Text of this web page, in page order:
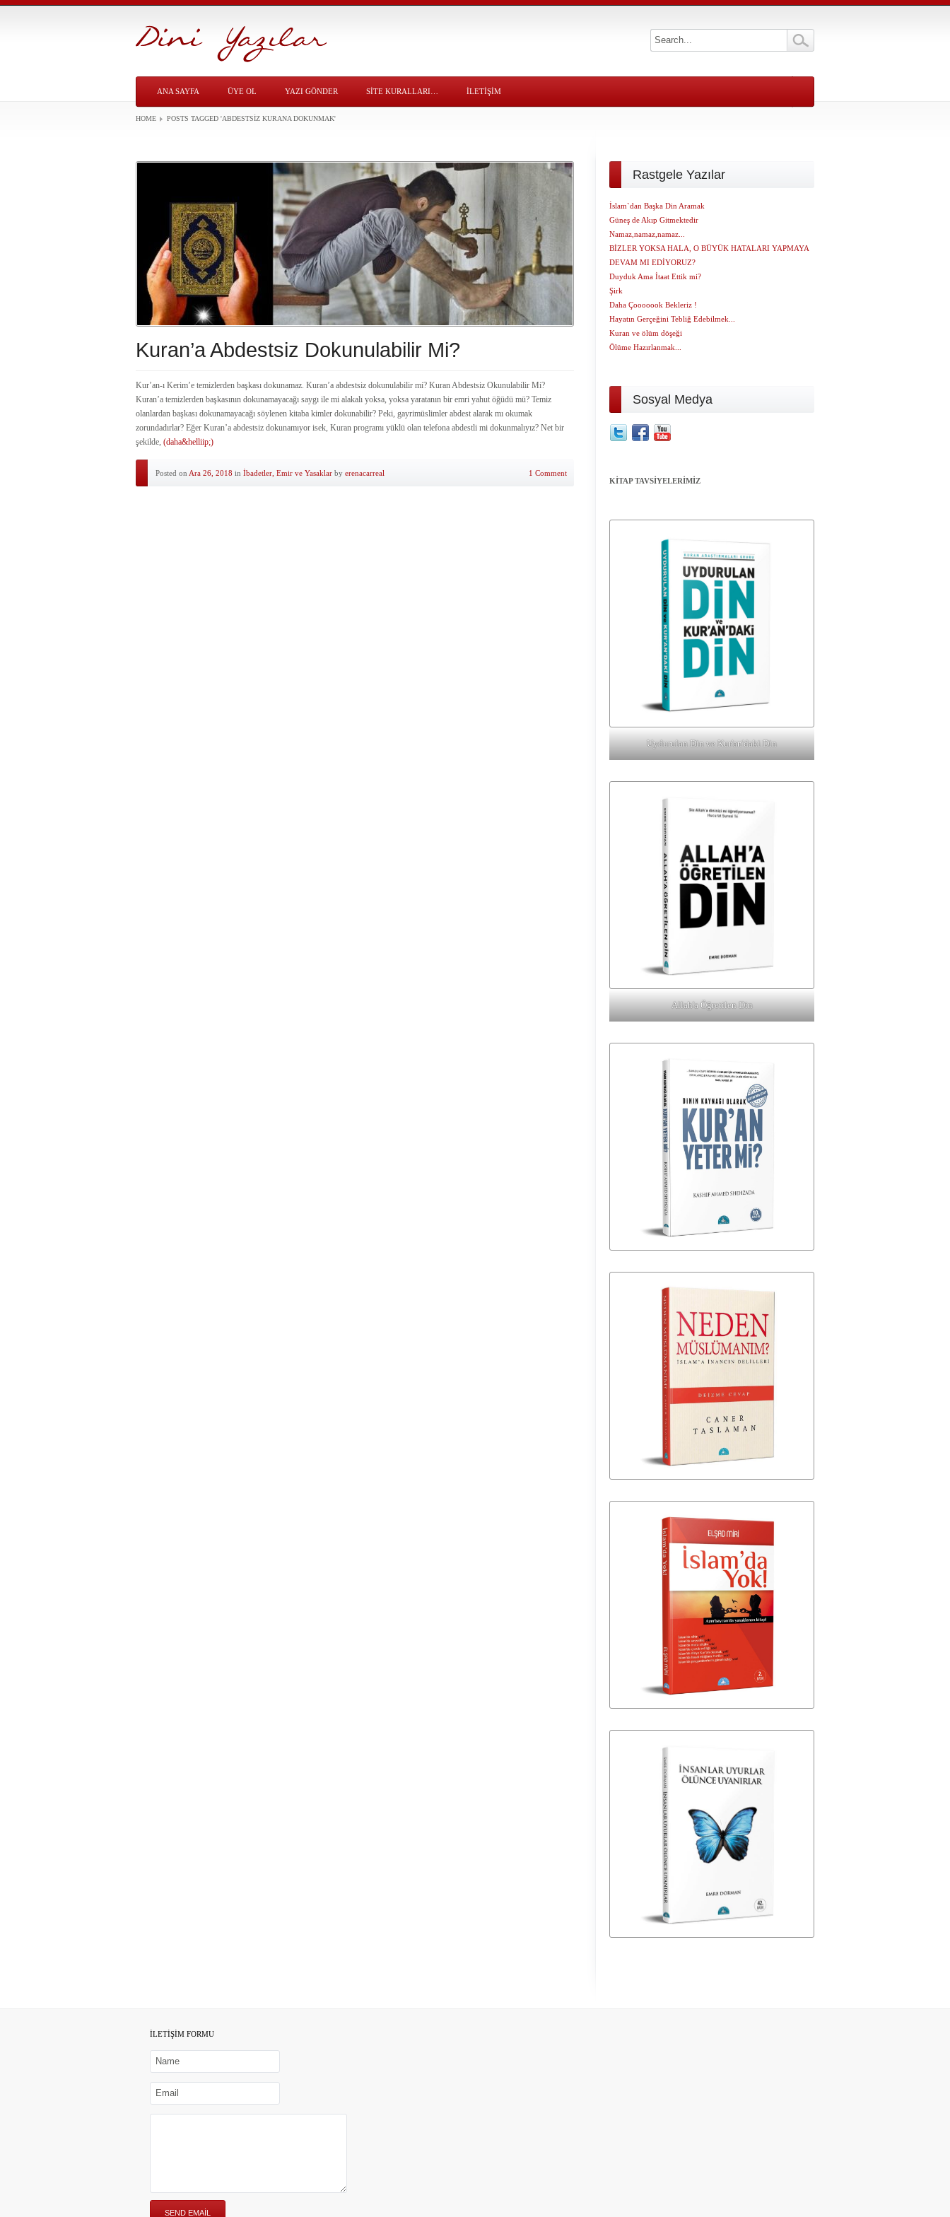
ANA SAYFA ÜYE OL YAZI GÖNDER SITE KURALLARI… İLETİŞİM
HOME POSTS TAGGED 'ABDESTSIZ KURANA DOKUNMAK'
Kuran’a Abdestsiz Dokunulabilir Mi?
Kur’an-ı Kerim’e temizlerden başkası dokunamaz. Kuran’a abdestsiz dokunulabilir mi? Kuran Abdestsiz Okunulabilir Mi?
Kuran’a temizlerden başkasının dokunamayacağı saygı ile mi alakalı yoksa, yoksa yaratanın bir emri yahut öğüdü mü? Temiz
olanlardan başkası dokunamayacağı söylenen kitaba kimler dokunabilir? Peki, gayrimüslimler abdest alarak mı okumak
zorundadırlar? Eğer Kuran’a abdestsiz dokunamıyor isek, Kuran programı yüklü olan telefona abdestli mi dokunmalıyız? Net bir
şekilde, (daha&helliip;)
Posted on Ara 26, 2018 in İbadetler, Emir ve Yasaklar by erenacarreal 1 Comment
Rastgele Yazılar
İslam`dan Başka Din Aramak
Güneş de Akıp Gitmektedir
Namaz,namaz,namaz...
BİZLER YOKSA HALA, O BÜYÜK HATALARI YAPMAYA
DEVAM MI EDİYORUZ?
Duyduk Ama İtaat Ettik mi?
Şirk
Daha Çooooook Bekleriz !
Hayatın Gerçeğini Tebliğ Edebilmek...
Kuran ve ölüm döşeği
Ölüme Hazırlanmak...
Sosyal Medya
KİTAP TAVSİYELERİMİZ
Uydurulan Din ve Kur'an'daki Din
Allah'a Öğretilen Din
İLETİŞİM FORMU